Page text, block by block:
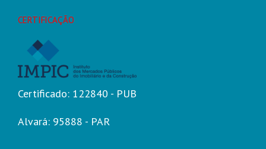
CERTIFICAÇÃO
Certificado: 122840 - PUB
Alvará: 95888 - PAR